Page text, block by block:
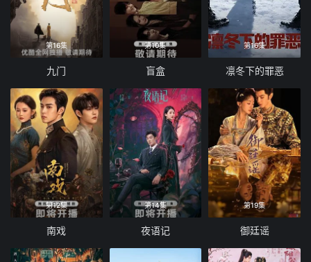
第16集
九门
第10集
盲盒
第16集
凛冬下的罪恶
第12集
南戏
第14集
夜语记
第19集
御廷谣